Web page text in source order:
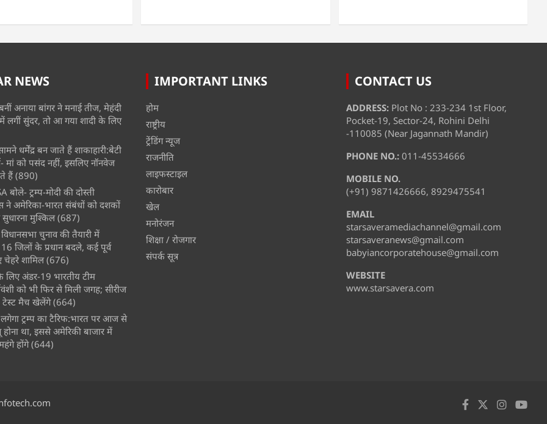
NEWS
अनाया बांगर ने मनाई तीज, मेहंदी
लगीं सुंदर, तो आ गया शादी के लिए
धर्मेंद्र बन जाते हैं शाकाहारी:बेटी
मां को पसंद नहीं, इसलिए नॉनवेज
हैं (890)
बोले- ट्रम्प-मोदी की दोस्ती
ने अमेरिका-भारत संबंधों को दशकों
मुश्किल (687)
चुनाव की तैयारी में
जिलों के प्रधान बदले, कई पूर्व
शामिल (676)
लिए अंडर-19 भारतीय टीम
को भी फिर से मिली जगह; सीरीज
मैच खेलेंगे (664)
ट्रम्प का टैरिफ:भारत पर आज से
था, इससे अमेरिकी बाजार में
होंगे (644)
IMPORTANT LINKS
होम
राष्ट्रीय
ट्रेंडिंग न्यूज
राजनीति
लाइफस्टाइल
कारोबार
खेल
मनोरंजन
शिक्षा / रोजगार
संपर्क सूत्र
CONTACT US
ADDRESS: Plot No : 233-234 1st Floor,
Pocket-19, Sector-24, Rohini Delhi
-110085 (Near Jagannath Mandir)
PHONE NO.: 011-45534666
MOBILE NO.
(+91) 9871426666, 8929475541
EMAIL
starsaveramediachannel@gmail.com
starsaveranews@gmail.com
babyiancorporatehouse@gmail.com
WEBSITE
www.starsavera.com